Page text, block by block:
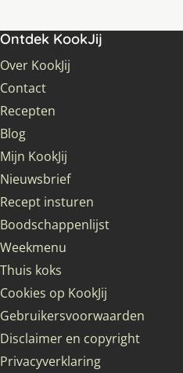
Ontdek KookJij
Over KookJij
Contact
Recepten
Blog
Mijn KookJij
Nieuwsbrief
Recept insturen
Boodschappenlijst
Weekmenu
Thuis koks
Cookies op KookJij
Gebruikersvoorwaarden
Disclaimer en copyright
Privacyverklaring